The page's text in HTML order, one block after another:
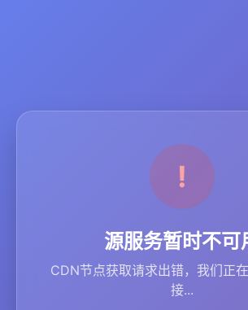
源服务暂时不可
CDN节点获取请求出错，我们正
接...